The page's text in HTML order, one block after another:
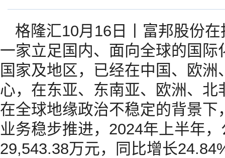
格隆汇10月16日丨富邦股份
一家立足国内、面向全球的国
国家及地区，已经在中国、欧
心，在东亚、东南亚、欧洲、
在全球地缘政治不稳定的背景
业务稳步推进，2024年上半年
29,543.38万元，同比增长